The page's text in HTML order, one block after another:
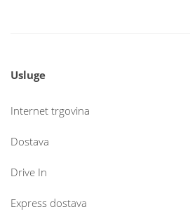
Usluge
Internet trgovina
Dostava
Drive In
Express dostava